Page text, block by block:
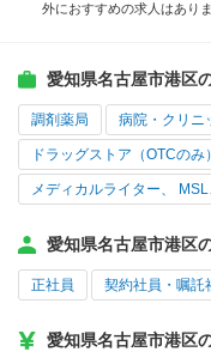
外におすすめの求人はあり
愛知県名古屋市港区
調剤薬局 病院・クリニ
ドラッグストア（OTCのみ）
メディカルライター、
愛知県名古屋市港区
正社員 契約社員・嘱託
愛知県名古屋市港区